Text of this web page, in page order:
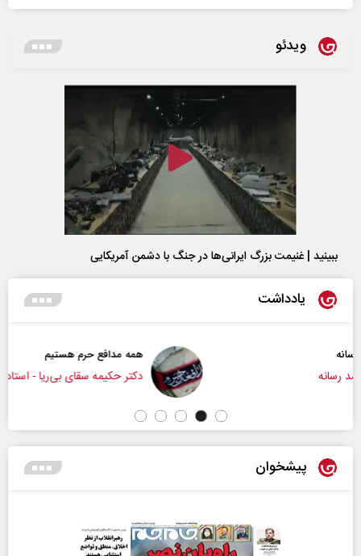
ویدئو
ببینید | غنیمت بزرگ ایرانی‌ها در جنگ با دشمن آمریکایی
یادداشت
همه مدافع حرم هستیم
دکتر حکیمه سقای بی‌ریا - استادیار دانشگاه تهران
پیشخوان